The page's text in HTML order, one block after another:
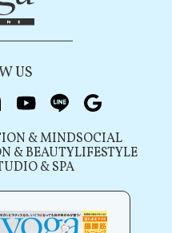
US
）
note youtubeline
& MINDSOCIAL
& BEAUTYLIFESTYLE
& SPA